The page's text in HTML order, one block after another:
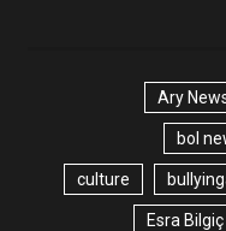
Ary
bol
culture
Esra Bilgiç